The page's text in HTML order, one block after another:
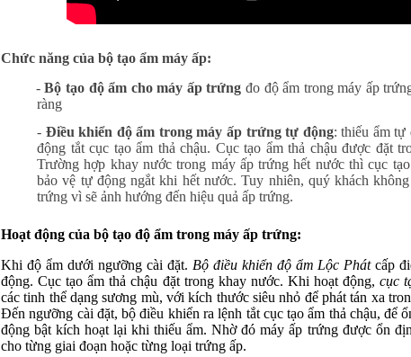
Chức năng của bộ tạo ẩm máy ấp:
-Bộ tạo độ ẩm cho máy ấp trứng đo độ ẩm trong máy ấp
ràng
- Điều khiển độ ẩm trong máy ấp trứng tự động: thiếu ẩm tự
động tắt cục tạo ẩm thả chậu. Cục tạo ẩm thả chậu được đặt
Trường hợp khay nước trong máy ấp trứng hết nước thì cục
bảo vệ tự động ngắt khi hết nước. Tuy nhiên, quý khách
trứng vì sẽ ảnh hướng đến hiệu quả ấp trứng.
Hoạt động của bộ tạo độ ẩm trong máy ấp trứng:
Khi độ ẩm dưới ngưỡng cài đặt. Bộ điều khiển độ ẩm Lộc Phátcấp
động. Cục tạo ẩm thả chậu đặt trong khay nước. Khi hoạt động,cục
các tinh thể dạng sương mù, với kích thước siêu nhỏ để phát tán xa
Đến ngưỡng cài đặt, bộ điều khiển ra lệnh tắt cục tạo ẩm thả chậu, để
động bật kích hoạt lại khi thiếu ẩm. Nhờ đó máy ấp trứng được ổn
cho từng giai đoạn hoặc từng loại trứng ấp.